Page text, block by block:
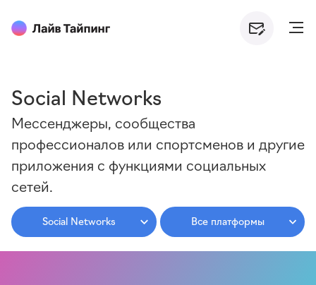
Social Networks
Мессенджеры, сообщества
профессионалов или спортсменов и другие
приложения с функциями социальных
сетей.
Social Networks Все платформы